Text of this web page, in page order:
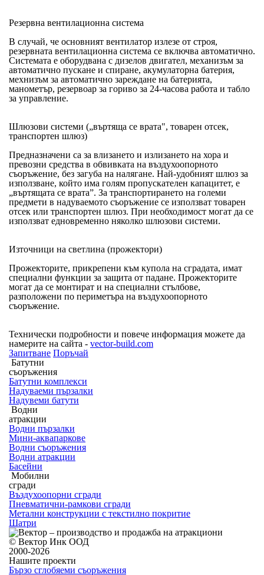
Резервна вентилационна система
В случай, че основният вентилатор излезе от строя,
резервната вентилационна система се включва автоматично.
Системата е оборудвана с дизелов двигател, механизъм за
автоматично пускане и спиране, акумулаторна батерия,
мехнизъм за автоматично зареждане на батерията,
манометър, резервоар за гориво за 24-часова работа и табло
за управление.
Шлюзови системи („въртяща се врата", товарен отсек,
транспортен шлюз)
Предназначени са за влизането и излизането на хора и
превозни средства в обвивката на въздухоопорното
съоръжение, без загуба на налягане. Най-удобният шлюз за
използване, който има голям пропускателен капацитет, е
„въртящата се врата”. За транспортирането на големи
предмети в надуваемото съоръжение се използват товарен
отсек или транспортен шлюз. При необходимост могат да се
използват едновременно няколко шлюзови системи.
Източници на светлина (прожектори)
Прожекторите, прикрепени към купола на сградата, имат
специални функции за защита от падане. Прожекторите
могат да се монтират и на специални стълбове,
разположени по периметъра на въздухоопорното
съоръжение.
Технически подробности и повече информация можете да
намерите на сайта - vector-build.com
Запитване Поръчай
Батутни
съоръжения
Батутни комплекси
Надуваеми пързалки
Надувеми батути
Водни
атракции
Водни пързалки
Мини-аквапаркове
Водни съоръжения
Водни атракции
Басейни
Мобилни
сгради
Въздухоопорни сгради
Пневматични-рамкови сгради
Метални конструкции с текстилно покритие
Шатри
© Вектор Инк ООД
2000-2026
Нашите проекти
Бързо сглобяеми съоръжения